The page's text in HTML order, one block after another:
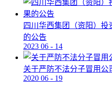
四川华西集团（资阳）
的公告
2023 06 - 14
关于严防不法分子冒用公
2020 06 - 19